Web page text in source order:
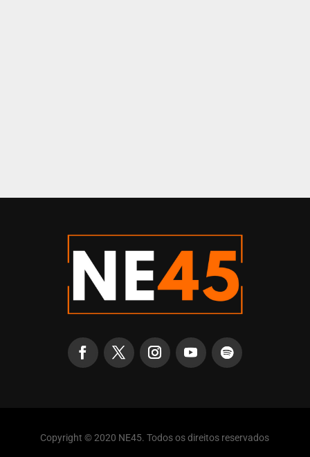
Copyright © 2020 NE45. Todos os direitos reservados